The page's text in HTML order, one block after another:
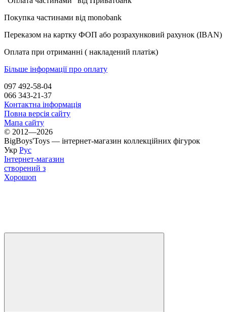
Покупка частинами від monobank
Переказом на картку ФОП або розрахунковий рахунок (IBAN)
Оплата при отриманні ( накладений платіж)
Більше інформації про оплату
097 492-58-04
066 343-21-37
Контактна інформація
Повна версія сайту
Мапа сайту
© 2012—2026
BigBoys'Toys — інтернет-магазин коллекційних фігурок
Укр Рус
Інтернет-магазин
створений з
Хорошоп